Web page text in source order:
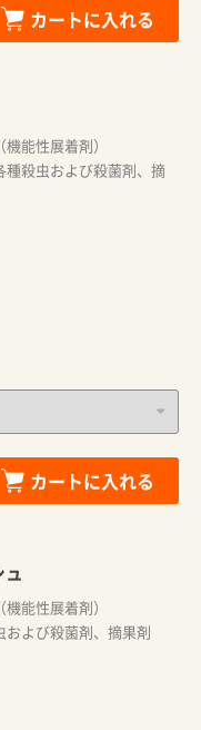
カートに入れる
能性展着剤）
殺虫および殺菌剤、摘
カートに入れる
能性展着剤）
よび殺菌剤、摘果剤
た。